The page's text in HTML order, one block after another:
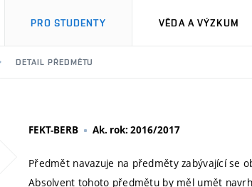
PRO STUDENTY VĚDA A VÝZKUM
DETAIL PŘEDMĚTU
FEKT-BERB Ak. rok: 2016/2017
Předmět navazuje na předměty zabývající se
Absolvent tohoto předmětu by měl umět